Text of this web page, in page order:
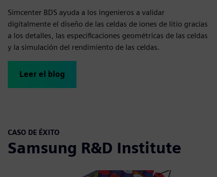
Simcenter BDS ayuda a los ingenieros a validar
digitalmente el diseño de las celdas de iones de litio gracias
a los detalles, las especificaciones geométricas de las celdas
y la simulación del rendimiento de las celdas.
Leer el blog
CASO DE ÉXITO
Samsung R&D Institute